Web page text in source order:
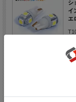
シ
イ
エ
す。3chip SMD技術を採
搭載されており、ホワイ
車のスタイルに合わせた
能を兼ね備え、長期間に
希望小売価格：1,280円(
【10%OFF!!】サマーセ